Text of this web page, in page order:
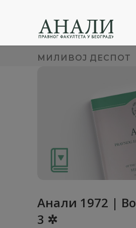
МИЛИВОЈ ДЕСПОТ
Анaли 1972 |
3 ✲